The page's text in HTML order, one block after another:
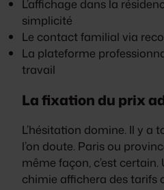
L’affichage dans la
simplicité
Le contact familial via
La plateforme
travail
La fixation du prix
L’hésitation domine. Il y a
l’on doute. Paris ou
même façon, c’est
chimie affichera des tarifs